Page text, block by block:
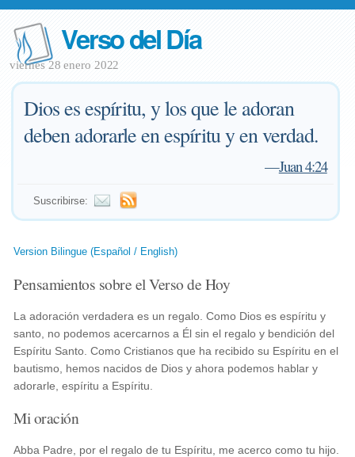
Verso del Día
viernes 28 enero 2022
Dios es espíritu, y los que le adoran
deben adorarle en espíritu y en verdad.
—Juan 4:24
Suscribirse:
Version Bilingue (Español / English)
Pensamientos sobre el Verso de Hoy
La adoración verdadera es un regalo. Como Dios es espíritu y
santo, no podemos acercarnos a Él sin el regalo y bendición del
Espíritu Santo. Como Cristianos que ha recibido su Espíritu en el
bautismo, hemos nacidos de Dios y ahora podemos hablar y
adorarle, espíritu a Espíritu.
Mi oración
Abba Padre, por el regalo de tu Espíritu, me acerco como tu hijo.